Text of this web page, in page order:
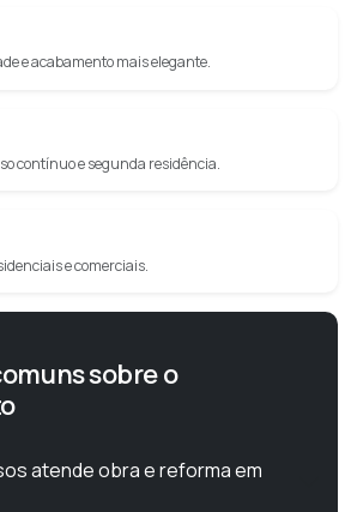
e acabamento mais elegante.
contínuo e segunda residência.
e comerciais.
sobre o
atende obra e reforma em